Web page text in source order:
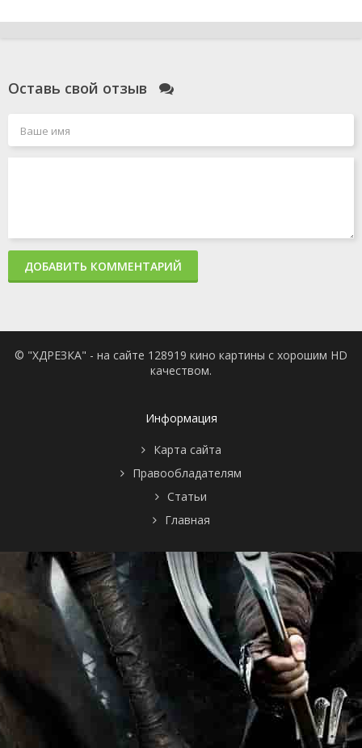
Оставь свой отзыв
ДОБАВИТЬ КОММЕНТАРИЙ
© "ХДРЕЗКА" - на сайте 128919 кино картины с хорошим HD
качеством.
Информация
Карта сайта
Правообладателям
Статьи
Главная